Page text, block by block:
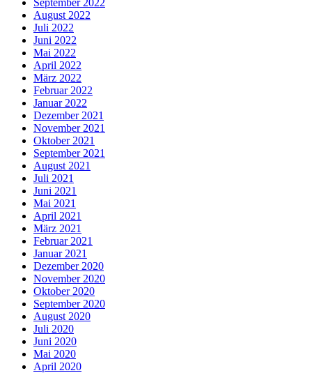
August 2022
Juli 2022
Juni 2022
Mai 2022
April 2022
März 2022
Februar 2022
Januar 2022
Dezember 2021
November 2021
Oktober 2021
September 2021
August 2021
Juli 2021
Juni 2021
Mai 2021
April 2021
März 2021
Februar 2021
Januar 2021
Dezember 2020
November 2020
Oktober 2020
September 2020
August 2020
Juli 2020
Juni 2020
Mai 2020
April 2020